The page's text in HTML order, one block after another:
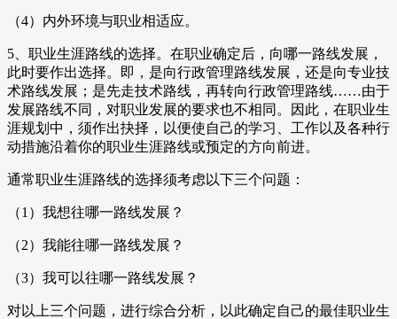
（4）内外环境与职业相适应。
5、职业生涯路线的选择。在职业确定后，向哪一路线发展，
此时要作出选择。即，是向行政管理路线发展，还是向专业技
术路线发展；是先走技术路线，再转向行政管理路线……由于
发展路线不同，对职业发展的要求也不相同。因此，在职业生
涯规划中，须作出抉择，以便使自己的学习、工作以及各种行
动措施沿着你的职业生涯路线或预定的方向前进。
通常职业生涯路线的选择须考虑以下三个问题：
（1）我想往哪一路线发展？
（2）我能往哪一路线发展？
（3）我可以往哪一路线发展？
对以上三个问题，进行综合分析，以此确定自己的最佳职业生